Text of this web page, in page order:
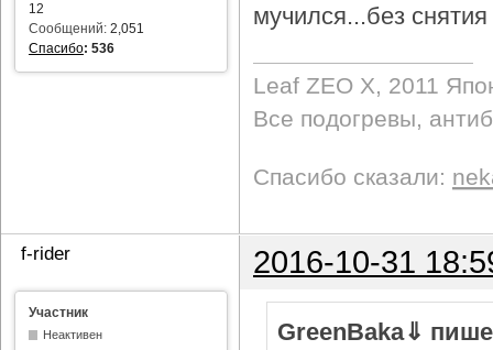
12
Сообщений: 2,051
Спасибо: 536
мучился...без снятия
Leaf ZEO Х, 2011
Все подогревы,
Спасибо сказали:
f-rider 2016-10-31
Участник
Неактивен
GreenBaka⇓